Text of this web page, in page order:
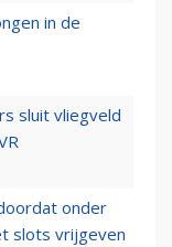
in de
sluit vliegveld
onder
slots vrijgeven